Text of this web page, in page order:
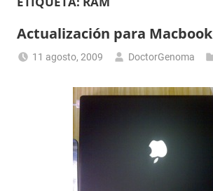
Ocio
un
Laboratorio
Actualización para Macbook
11 agosto, 2009 DoctorGenoma